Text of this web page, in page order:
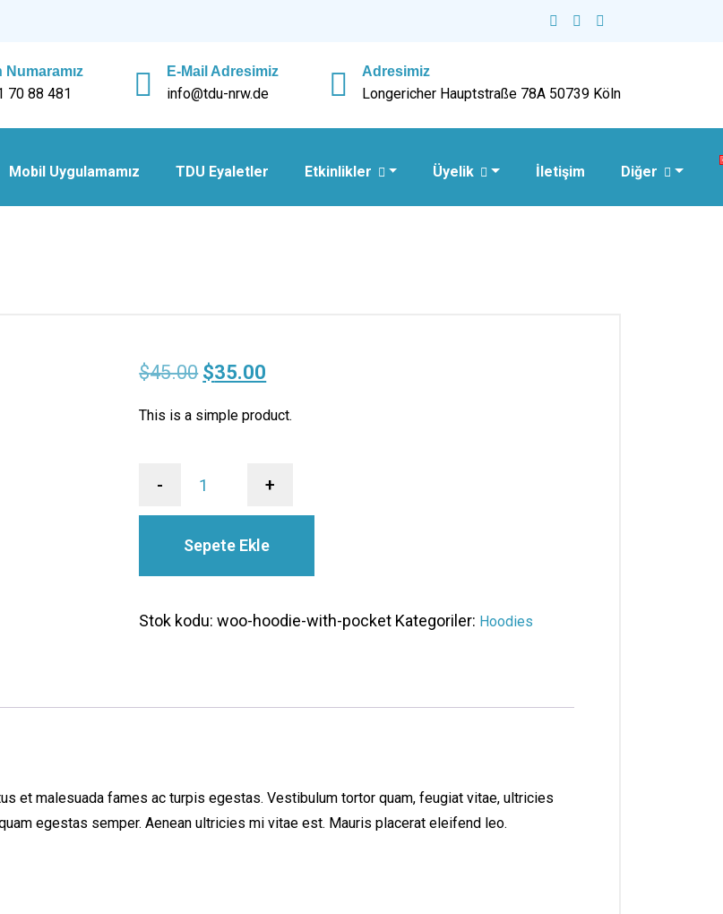
Numaramız
70 88 481
E-Mail Adresimiz
info@tdu-nrw.de
Adresimiz
Longericher Hauptstraße 78A 50739 Köln
Mobil Uygulamamız TDU Eyaletler Etkinlikler Üyelik İletişim Diğer
$45.00 $35.00
This is a simple product.
- +
Sepete Ekle
Stok kodu:woo-hoodie-with-pocket Kategoriler: Hoodies
et malesuada fames ac turpis egestas. Vestibulum tortor quam, feugiat vitae, ultricies
egestas semper. Aenean ultricies mi vitae est. Mauris placerat eleifend leo.